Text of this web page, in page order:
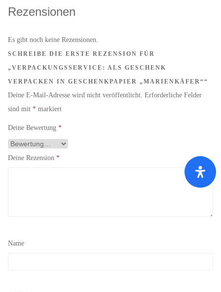
Rezensionen
Es gibt noch keine Rezensionen.
SCHREIBE DIE ERSTE REZENSION FÜR
„VERPACKUNGSSERVICE: ALS GESCHENK
VERPACKEN IN GESCHENKPAPIER „MARIENKÄFER““
Deine E-Mail-Adresse wird nicht veröffentlicht. Erforderliche Felder
sind mit * markiert
Deine Bewertung *
Deine Rezension *
Name